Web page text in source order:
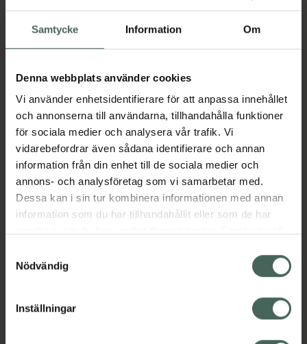
Samtycke Information Om
Denna webbplats använder cookies
Vi använder enhetsidentifierare för att anpassa innehållet
och annonserna till användarna, tillhandahålla funktioner
för sociala medier och analysera vår trafik. Vi
vidarebefordrar även sådana identifierare och annan
information från din enhet till de sociala medier och
annons- och analysföretag som vi samarbetar med.
Dessa kan i sin tur kombinera informationen med annan
information som du har tillhandahållit eller som de har
återkalla ditt samtycke via webbplatsens
cookieinställningar. Ett återkallat samtycke påverkar inte
lagligheten av behandling som skett innan återkallelsen.
Nödvändig
Inställningar
Köp via ditt recept
Beskrivning Dölj
Läs alltid bipacksedeln innan
användning.
EAN:07046260276802
Visa